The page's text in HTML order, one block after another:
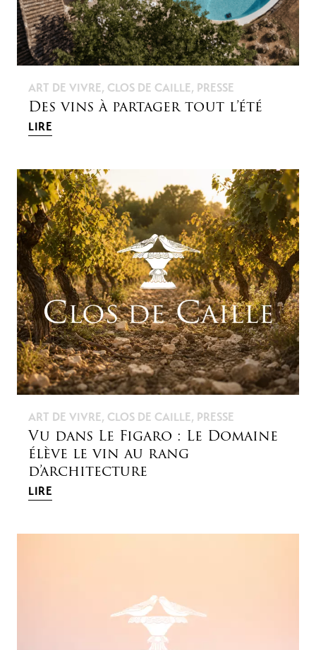
ART DE VIVRE, CLOS DE CAILLE, PRESSE
Des vins à partager tout l’été
LIRE
ART DE VIVRE, CLOS DE CAILLE, PRESSE
Vu dans Le Figaro : Le Domaine
élève le vin au rang
d’architecture
LIRE